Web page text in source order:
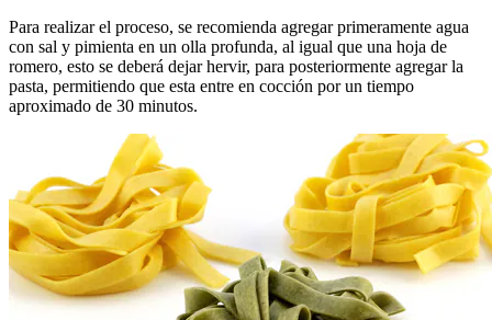
Para realizar el proceso, se recomienda agregar primeramente agua
con sal y pimienta en un olla profunda, al igual que una hoja de
romero, esto se deberá dejar hervir, para posteriormente agregar la
pasta, permitiendo que esta entre en cocción por un tiempo
aproximado de 30 minutos.